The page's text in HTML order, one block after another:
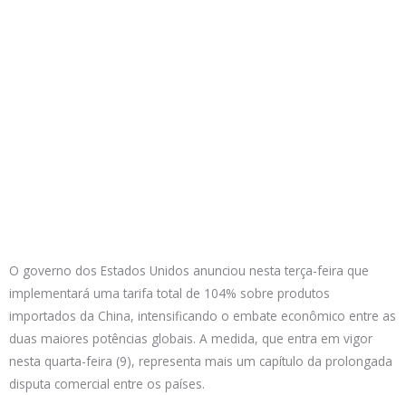
O governo dos Estados Unidos anunciou nesta terça-feira que
implementará uma tarifa total de 104% sobre produtos
importados da China, intensificando o embate econômico entre as
duas maiores potências globais. A medida, que entra em vigor
nesta quarta-feira (9), representa mais um capítulo da prolongada
disputa comercial entre os países.